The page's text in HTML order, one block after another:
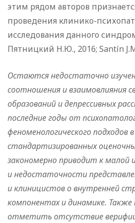
этим рядом авторов
проведения клинико-
исследования данного
Пятницкий Н.Ю., 2016; Santín
Остаются недостаточно
соотношения и взаимовлияния
образований и депрессивных
последние годы от
феноменологического подходов
стандартизированных
закономерно приводит к малой
и недостаточности
и клиницистов о внутренней
компонентах и динамике. Также
отметить отсутствие